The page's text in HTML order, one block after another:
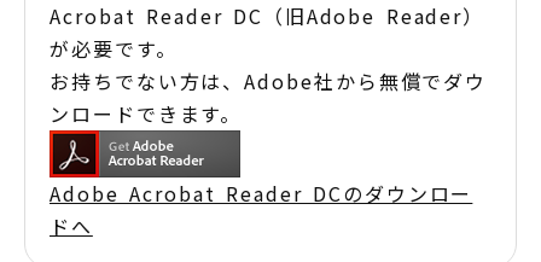
Acrobat Reader DC（旧Adobe Reader）
が必要です。
お持ちでない方は、Adobe社から無償でダウ
ンロードできます。
Adobe Acrobat Reader DCのダウンロー
ドへ